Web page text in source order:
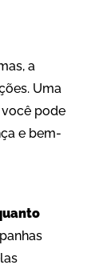
a
Uma
pode
e bem-